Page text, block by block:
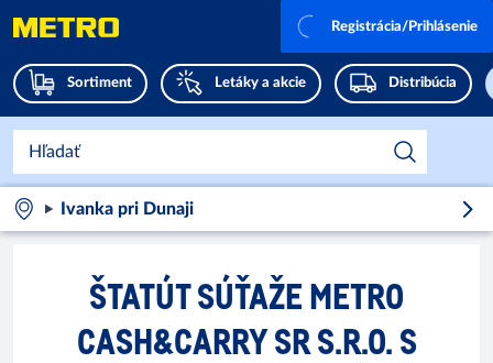
Sortiment Letáky a akcie Distribúcia
Registrácia/Prihlásenie
Ivanka pri Dunaji
ŠTATÚT SÚŤAŽE METRO
CASH&CARRY SR S.R.O. S